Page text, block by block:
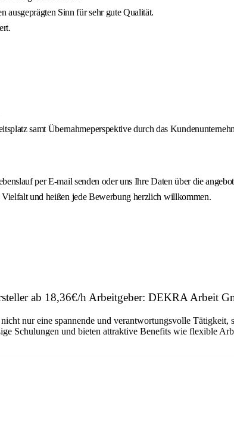
ausgeprägten Sinn für sehr gute Qualität.
samt Übernahmeperspektive durch das
per E-mail senden oder uns Ihre Daten über die
und heißen jede Bewerbung herzlich willkommen.
ab 18,36€/h Arbeitgeber: DEKRA Arbeit
nur eine spannende und verantwortungsvolle
Schulungen und bieten attraktive Benefits wie flexible